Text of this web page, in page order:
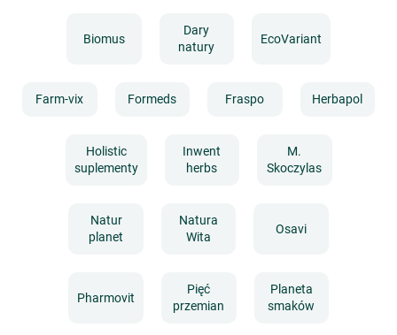
Biomus
Dary
natury
EcoVariant
Farm-vix Formeds Fraspo Herbapol
Holistic
suplementy
Inwent
herbs
M.
Skoczylas
Natur
planet
Natura
Wita
Osavi
Pharmovit
Pięć
przemian
Planeta
smaków